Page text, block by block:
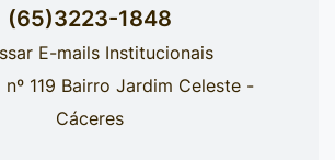
(65)3223-1848
E-mails Institucionais
nº 119 Bairro Jardim Celeste -
Cáceres